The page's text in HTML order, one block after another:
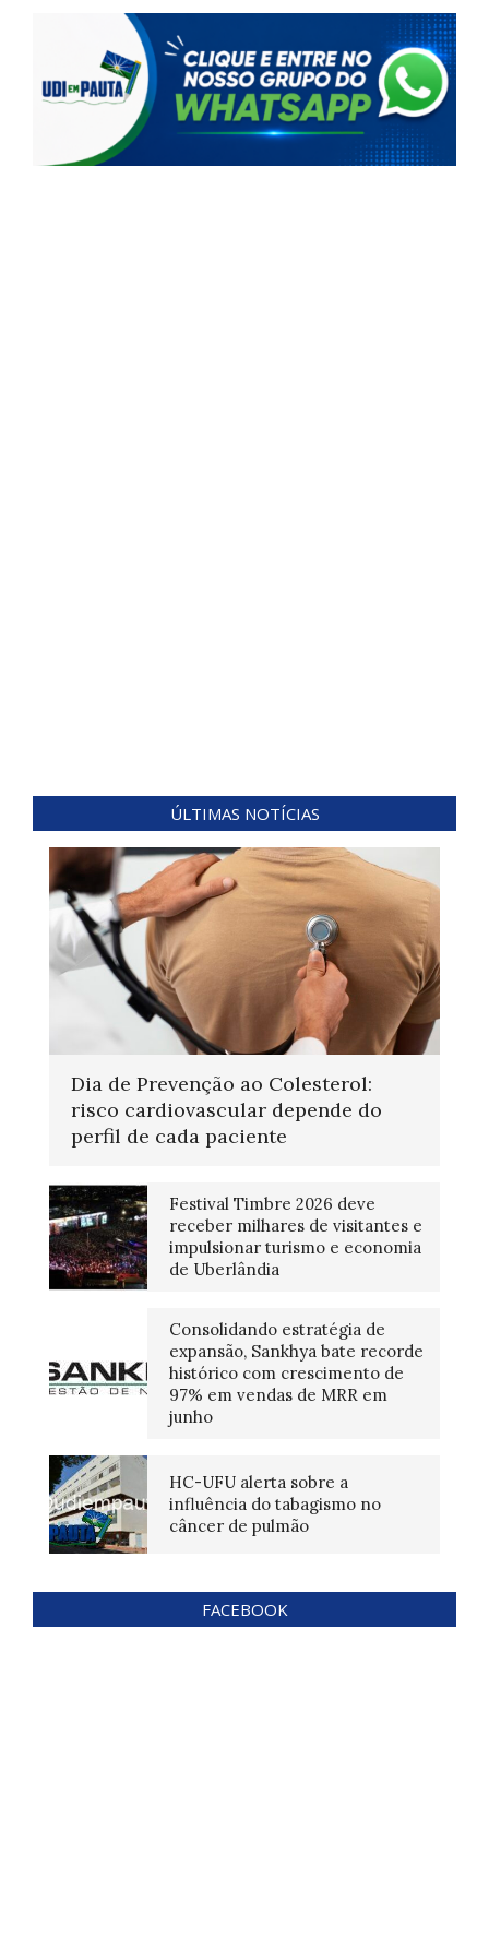
ÚLTIMAS NOTÍCIAS
Dia de Prevenção ao Colesterol:
risco cardiovascular depende do
perfil de cada paciente
Festival Timbre 2026 deve
receber milhares de visitantes e
impulsionar turismo e economia
de Uberlândia
Consolidando estratégia de
expansão, Sankhya bate recorde
histórico com crescimento de
97% em vendas de MRR em
junho
HC-UFU alerta sobre a
influência do tabagismo no
câncer de pulmão
FACEBOOK